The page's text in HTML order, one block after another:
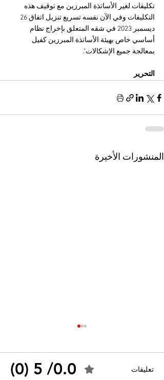
تكليفات لغير الأساتذة المبرزين مع توقيف هذه
ديسمبر 2023 في شقه المتعلق بإخراج نظام
أساسي خاص بهيئة الأساتذة المبرزين كفيل
بمعالجة جميع الإشكالات".
التحرير
المنشورات الأخيرة
تعليقات 0.0/ 5 (0)